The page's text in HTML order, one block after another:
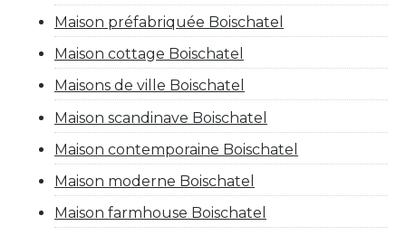
Maison préfabriquée Boischatel
Maison cottage Boischatel
Maisons de ville Boischatel
Maison scandinave Boischatel
Maison contemporaine Boischatel
Maison moderne Boischatel
Maison farmhouse Boischatel